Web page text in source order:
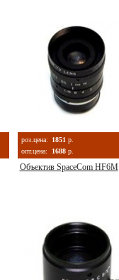
роз.цена: 1851 р.
опт.цена:
1688 р.
Объектив SpaceCom HF6M